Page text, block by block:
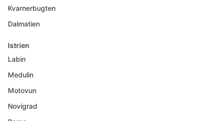
Kvarnerbugten
Dalmatien
Istrien
Labin
Medulin
Motovun
Novigrad